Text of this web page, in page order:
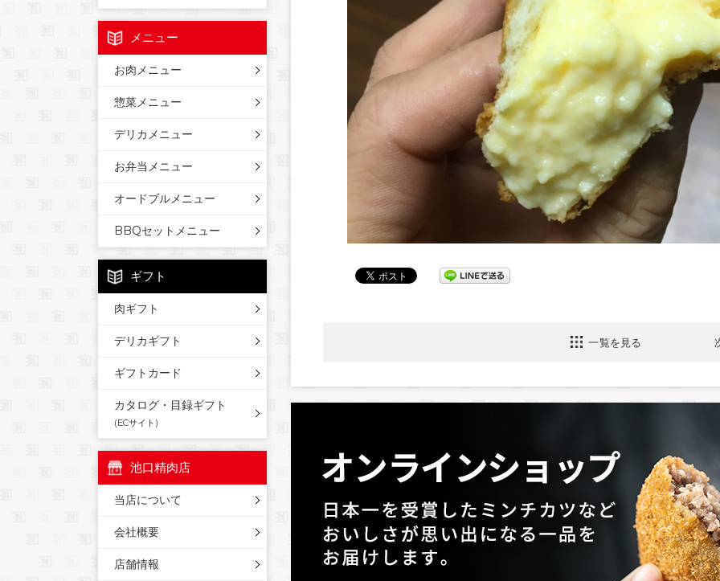
一覧を見る
メニュー
お肉メニュー
惣菜メニュー
デリカメニュー
お弁当メニュー
オードブルメニュー
BBQセットメニュー
ギフト
肉ギフト
デリカギフト
ギフトカード
カタログ・目録ギフト
(ECサイト)
池口精肉店
当店について
会社概要
店舗情報